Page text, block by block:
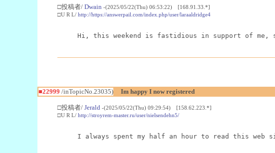
□投稿者/ Dwain -(2025/05/22(Thu) 06:53:22) [168.91.33.*]
□U R L/ http://https://answerpail.com/index.php/user/laraaldridge4
Hi, this weekend is fastidious in support of me,
■22999 /inTopicNo.23035) Im happy I now registered
□投稿者/ Jerald -(2025/05/22(Thu) 09:29:54) [158.62.223.*]
□U R L/ http://stroyrem-master.ru/user/nielsendehn5/
I always spent my half an hour to read this